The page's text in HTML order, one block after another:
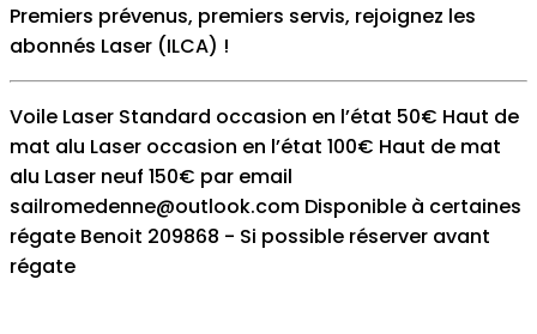
Premiers prévenus, premiers servis, rejoignez les
abonnés Laser (ILCA) !
Voile Laser Standard occasion en l’état 50€ Haut de
mat alu Laser occasion en l’état 100€ Haut de mat
alu Laser neuf 150€ par email
sailromedenne@outlook.com Disponible à certaines
régate Benoit 209868 - Si possible réserver avant
régate